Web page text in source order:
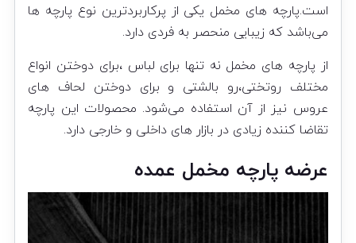
است.پارچه های مخمل یکی از پرکاربردترین نوع پارچه ها
می‌باشد که زیبایی منحصر به فردی دارد.
از پارچه های مخمل نه تنها برای لباس ،برای دوختن انواع
مختلف روتختی،رو بالشتی و برای دوختن لحاف های
عروس نیز از آن استفاده می‌شود. محصولات این پارچه
تقاضا کننده زیادی در بازار های داخلی و خارجی دارد.
عرضه پارچه مخمل عمده